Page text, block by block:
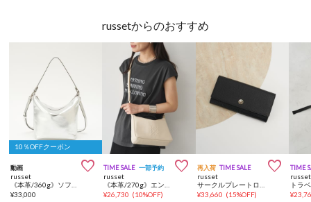
russetからのおすすめ
10％OFFクーポン
動画 
russet
¥33,000
TIME SALE 一部予約 
russet
¥26,730 (10%OFF)
再入荷 TIME SALE 
russet
¥33,660 (15%OFF)
TIME
russet
トラ
¥